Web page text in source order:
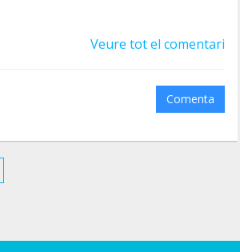
Veure tot el comentari
Comenta